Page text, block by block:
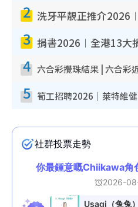
2
3
4
5